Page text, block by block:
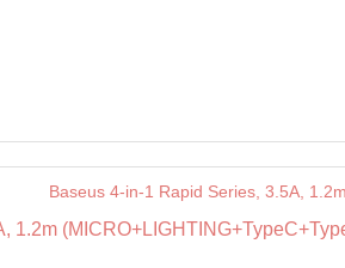
1.2m